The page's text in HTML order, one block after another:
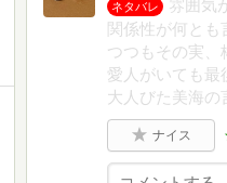
ネタバレ
雰囲気
関係性が何と
つつもその実、
愛人がいても最
大人びた美海の
ナイス